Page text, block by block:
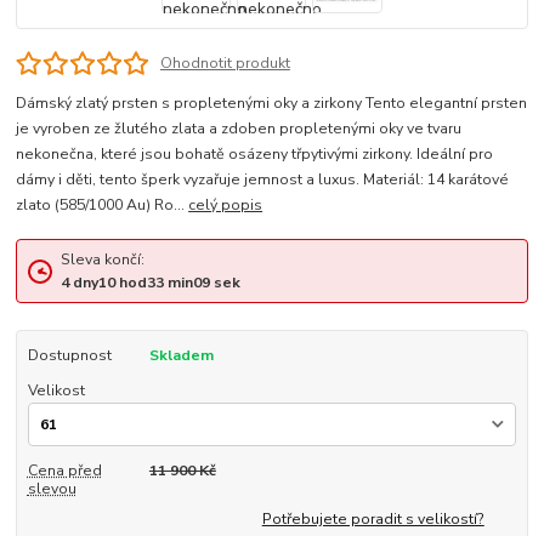
Ohodnotit produkt
Dámský zlatý prsten s propletenými oky a zirkony Tento elegantní prsten
je vyroben ze žlutého zlata a zdoben propletenými oky ve tvaru
nekonečna, které jsou bohatě osázeny třpytivými zirkony. Ideální pro
dámy i děti, tento šperk vyzařuje jemnost a luxus. Materiál: 14 karátové
zlato (585/1000 Au) Ro... celý popis
Sleva končí:
4 dny10hod33min08sek
Dostupnost
Skladem
Velikost
Cena před
slevou
11 900 Kč
Potřebujete poradit s velikostí?